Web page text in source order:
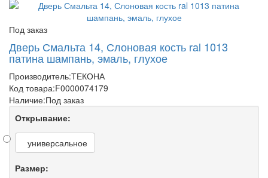
Под заказ
Дверь Смальта 14, Слоновая кость ral 1013
патина шампань, эмаль, глухое
Производитель:ТЕКОНА
Код товара:F0000074179
Наличие:Под заказ
Открывание:
универсальное
Размер: